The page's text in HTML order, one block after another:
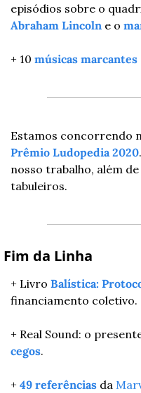
episódios sobre o
Abraham Lincoln e o
+ 10 músicas marcantes
Estamos concorrendo
Prêmio Ludopedia 2020
nosso trabalho, além
tabuleiros.
Fim da Linha
+ Livro Balística:
financiamento coletivo.
+ Real Sound: o
cegos.
+ 49 referências da